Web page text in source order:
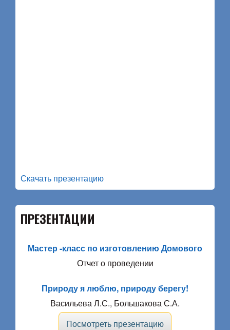
Скачать презентацию
ПРЕЗЕНТАЦИИ
Мастер -класс по изготовлению Домового
Отчет о проведении
Природу я люблю, природу берегу!
Васильева Л.С., Большакова С.А.
Посмотреть презентацию